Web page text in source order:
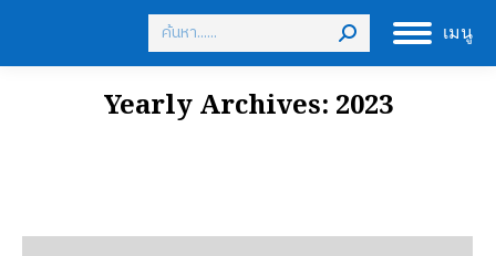
เมนู
Search:
Yearly Archives: 2023